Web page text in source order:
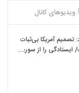
ویدیوهای کانال
تصمیم آمریکا بی‌ثبات
را از سوریه